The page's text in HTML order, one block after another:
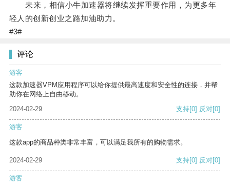
未来，相信小牛加速器将继续发挥重要作用，为更多年
轻人的创新创业之路加油助力。
#3#
评论
游客
这款加速器VPM应用程序可以给你提供最高速度和安全性的连接，并帮
助你在网络上自由移动。
2024-02-29
支持[0] 反对[0]
游客
这款app的商品种类非常丰富，可以满足我所有的购物需求。
2024-02-29 支持[0] 反对[0]
游客